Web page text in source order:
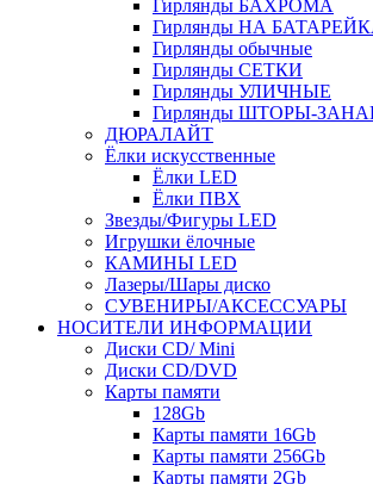
Гирлянды БАХРОМА
Гирлянды НА
Гирлянды обычные
Гирлянды СЕТКИ
Гирлянды УЛИЧНЫЕ
Гирлянды ШТОРЫ-
ДЮРАЛАЙТ
Ёлки искусственные
Ёлки LED
Ёлки ПВХ
Звезды/Фигуры LED
Игрушки ёлочные
КАМИНЫ LED
Лазеры/Шары диско
СУВЕНИРЫ/АКСЕССУАРЫ
НОСИТЕЛИ ИНФОРМАЦИИ
Диски CD/ Mini
Диски CD/DVD
Карты памяти
128Gb
Карты памяти 16Gb
Карты памяти 256Gb
Карты памяти 2Gb